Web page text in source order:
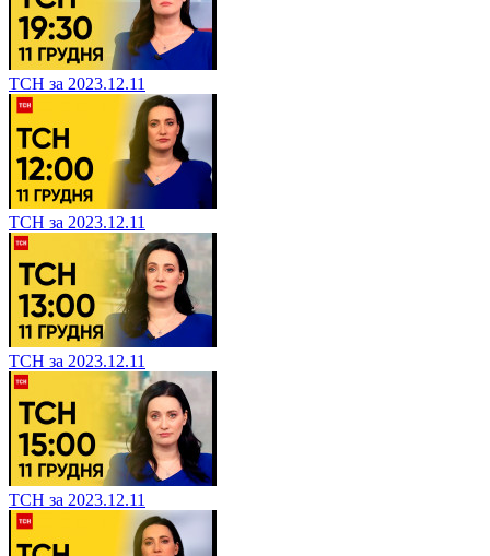
ТСН за 2023.12.11
ТСН за 2023.12.11
ТСН за 2023.12.11
ТСН за 2023.12.11